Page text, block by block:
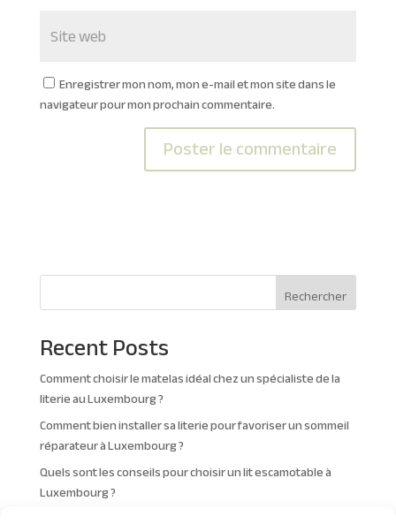
Enregistrer mon nom, mon e-mail et mon site dans le
navigateur pour mon prochain commentaire.
n
a
i
e
:
Rechercher
Recent Posts
Comment choisir le matelas idéal chez un spécialiste de la
literie au Luxembourg ?
Comment bien installer sa literie pour favoriser un sommeil
réparateur à Luxembourg ?
Quels sont les conseils pour choisir un lit escamotable à
Luxembourg ?